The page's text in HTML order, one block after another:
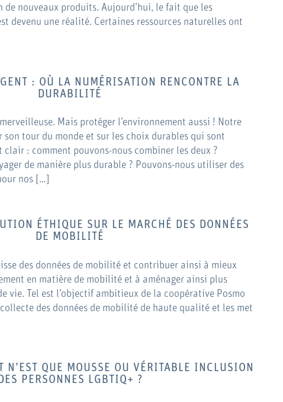
nouveaux produits. Aujourd’hui, le fait que les
devenu une réalité. Certaines ressources naturelles ont
: OÙ LA NUMÉRISATION RENCONTRE LA
DURABILITÉ
Mais protéger l’environnement aussi ! Notre
tour du monde et sur les choix durables qui sont
: comment pouvons-nous combiner les deux ?
de manière plus durable ? Pouvons-nous utiliser des
nos […]
ÉTHIQUE SUR LE MARCHÉ DES DONNÉES
DE MOBILITÉ
des données de mobilité et contribuer ainsi à mieux
en matière de mobilité et à aménager ainsi plus
vie. Tel est l’objectif ambitieux de la coopérative Posmo
des données de mobilité de haute qualité et les met
N’EST QUE MOUSSE OU VÉRITABLE INCLUSION
DES PERSONNES LGBTIQ+ ?